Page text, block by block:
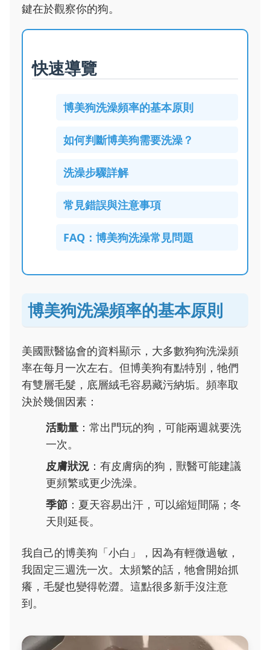
鍵在於觀察你的狗。
快速導覽
博美狗洗澡頻率的基本原則
如何判斷博美狗需要洗澡？
洗澡步驟詳解
常見錯誤與注意事項
FAQ：博美狗洗澡常見問題
博美狗洗澡頻率的基本原則
美國獸醫協會的資料顯示，大多數狗狗洗澡頻
率在每月一次左右。但博美狗有點特別，牠們
有雙層毛髮，底層絨毛容易藏污納垢。頻率取
決於幾個因素：
活動量 ：常出門玩的狗，可能兩週就要洗
一次。
皮膚狀況 ：有皮膚病的狗，獸醫可能建議
更頻繁或更少洗澡。
季節 ：夏天容易出汗，可以縮短間隔；冬
天則延長。
我自己的博美狗「小白」，因為有輕微過敏，
我固定三週洗一次。太頻繁的話，牠會開始抓
癢，毛髮也變得乾澀。這點很多新手沒注意
到。